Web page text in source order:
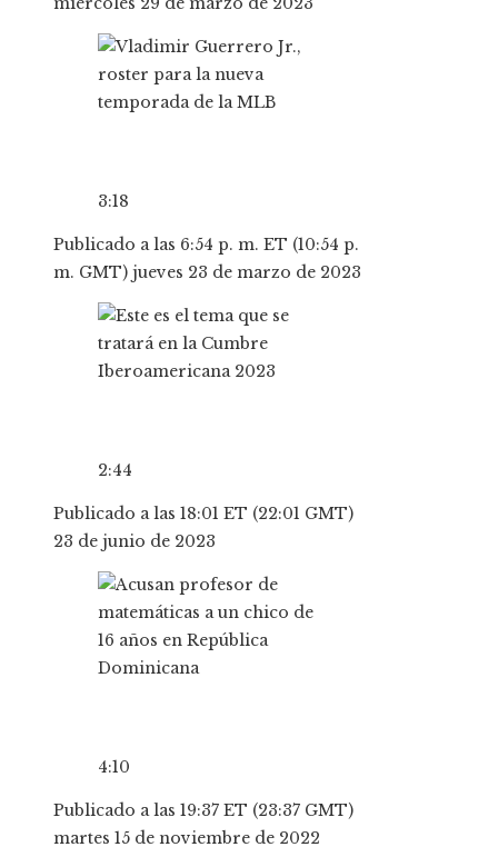
3:18
Publicado a las 6:54 p. m. ET (10:54 p.
m. GMT) jueves 23 de marzo de 2023
2:44
Publicado a las 18:01 ET (22:01 GMT)
23 de junio de 2023
4:10
Publicado a las 19:37 ET (23:37 GMT)
martes 15 de noviembre de 2022